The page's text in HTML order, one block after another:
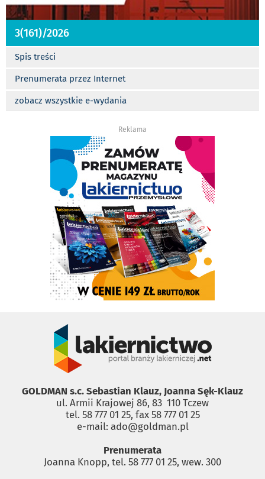
3(161)/2026
Spis treści
Prenumerata przez Internet
zobacz wszystkie e-wydania
Reklama
GOLDMAN s.c. Sebastian Klauz, Joanna Sęk-Klauz
ul. Armii Krajowej 86, 83 ­ 110 Tczew
tel. 58 777 01 25, fax 58 777 01 25
e-mail: ado@goldman.pl
Prenumerata
Joanna Knopp, tel. 58 777 01 25, wew. 300